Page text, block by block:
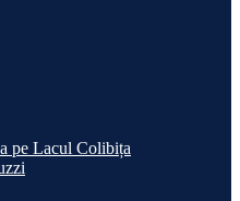
pe Lacul Colibița